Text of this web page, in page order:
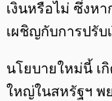
เงินหรือไม่ ซึ่งห
เผชิญกับการปรับ
นโยบายใหม่นี้ เ
ใหญ่ในสหรัฐฯ พ